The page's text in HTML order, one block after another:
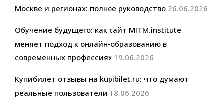
Москве и регионах: полное руководство 26.06.2026
Обучение будущего: как сайт MITM.institute
меняет подход к онлайн-образованию в
современных профессиях 19.06.2026
Купибилет отзывы на kupibilet.ru: что думают
реальные пользователи 18.06.2026